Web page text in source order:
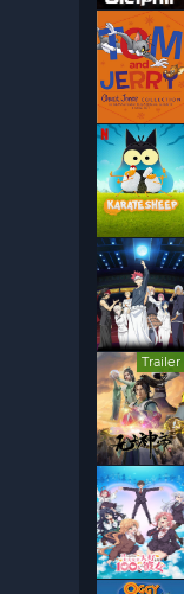
Trailer